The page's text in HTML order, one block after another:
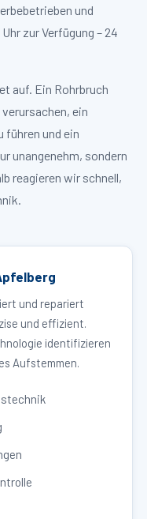
und
zur Verfügung – 24
auf. Ein Rohrbruch
ein
und ein
unangenehm, sondern
reagieren wir schnell,
und repariert
und effizient.
identifizieren
Aufstemmen.